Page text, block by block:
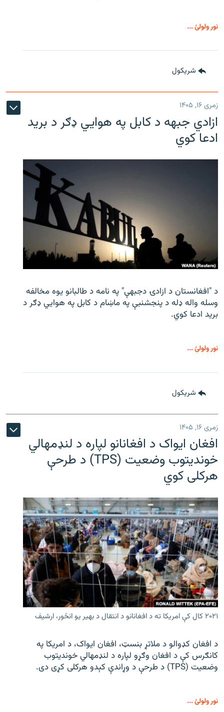
نور ولولئ ...
شريکول
زمری ۱۶, ۱۴۰۵
ازادي جبهه د کابل په هوايي ډګر د برید
ادعا کوي
د "افغانستان د ازادۍ دجبهې" په نامه د طالبانو یوه مخالفه
وسله واله ډله د پنجشنبې په ماښام د کابل په هوايي ډګر د
برید ادعا کوي.
نور ولولئ ...
شريکول
زمری ۱۶, ۱۴۰۵
افغان ایواک د افغانانو لپاره د لنډمهالي
خوندیتوب وضعیت (TPS) د طرحې
هرکلی کوي
۲۰۲۱ کال کې امریکا ته د افغانانو د انتقال د بهیر یو انځور، ارشیف
د افغان کډوالو د ملاتړ بنسټ، افغان ایواک، د امریکا په
کانګرس کې د افغان وګړو لپاره د لنډمهالي خوندیتوب
وضعیت (TPS) د طرحې د وړاندې کېدو هرکلی کړی دی.
نور ولولئ ...